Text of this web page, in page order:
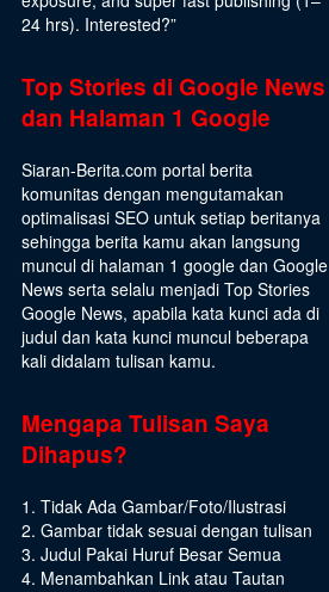
24 hrs). Interested?”
Top Stories di Google News
dan Halaman 1 Google
Siaran-Berita.com portal berita
komunitas dengan mengutamakan
optimalisasi SEO untuk setiap beritanya
sehingga berita kamu akan langsung
muncul di halaman 1 google dan Google
News serta selalu menjadi Top Stories
Google News, apabila kata kunci ada di
judul dan kata kunci muncul beberapa
kali didalam tulisan kamu.
Mengapa Tulisan Saya
Dihapus?
1. Tidak Ada Gambar/Foto/Ilustrasi
2. Gambar tidak sesuai dengan tulisan
3. Judul Pakai Huruf Besar Semua
4. Menambahkan Link atau Tautan